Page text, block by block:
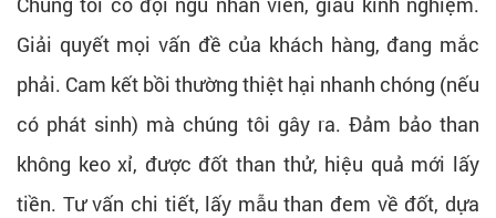
Giải quyết mọi vấn đề của khách hàng, đang mắc
phải. Cam kết bồi thường thiệt hại nhanh chóng (nếu
có phát sinh) mà chúng tôi gây ra. Đảm bảo than
không keo xỉ, được đốt than thử, hiệu quả mới lấy
tiền. Tư vấn chi tiết, lấy mẫu than đem về đốt, dựa